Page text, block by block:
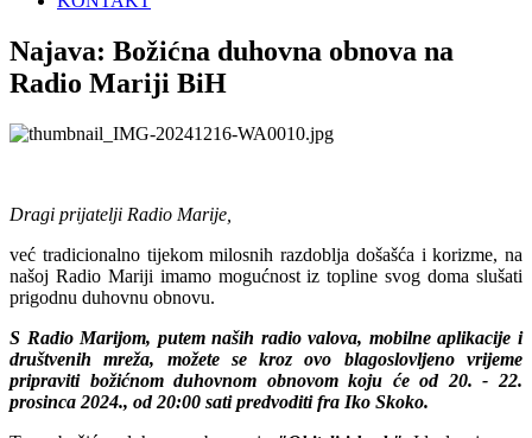
Najava: Božićna duhovna obnova na
Radio Mariji BiH
Dragi prijatelji Radio Marije,
već tradicionalno tijekom milosnih razdoblja došašća i korizme, na
našoj Radio Mariji imamo mogućnost iz topline svog doma slušati
prigodnu duhovnu obnovu.
S Radio Marijom, putem naših radio valova, mobilne aplikacije i
društvenih mreža, možete se kroz ovo blagoslovljeno vrijeme
pripraviti božićnom duhovnom obnovom koju će od 20. - 22.
prosinca 2024., od 20:00 sati predvoditi fra Iko Skoko.